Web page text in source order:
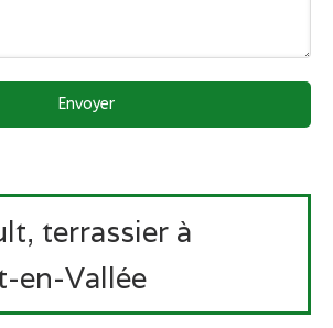
Envoyer
terrassier à
en-Vallée